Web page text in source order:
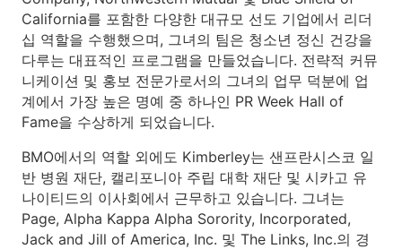
California를 포함한 다양한 대규모 선도 기업에서 리더
십 역할을 수행했으며, 그녀의 팀은 청소년 정신 건강을
다루는 대표적인 프로그램을 만들었습니다. 전략적 커뮤
니케이션 및 홍보 전문가로서의 그녀의 업무 덕분에 업
계에서 가장 높은 명예 중 하나인 PR Week Hall of
Fame을 수상하게 되었습니다.
BMO에서의 역할 외에도 Kimberley는 샌프란시스코 일
반 병원 재단, 캘리포니아 주립 대학 재단 및 시카고 유
나이티드의 이사회에서 근무하고 있습니다. 그녀는
Page, Alpha Kappa Alpha Sorority, Incorporated,
Jack and Jill of America, Inc. 및 The Links, Inc.의 경